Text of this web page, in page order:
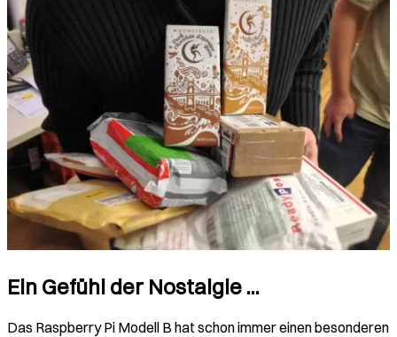
Ein Gefühl der Nostalgie ...
Das Raspberry Pi Modell B hat schon immer einen besonderen